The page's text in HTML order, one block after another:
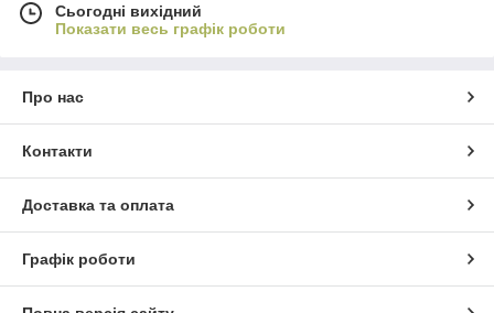
Сьогодні вихідний
Показати весь графік роботи
Про нас
Контакти
Доставка та оплата
Графік роботи